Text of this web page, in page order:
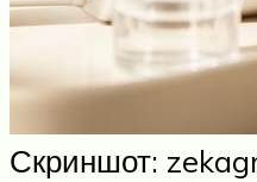
Скриншот: